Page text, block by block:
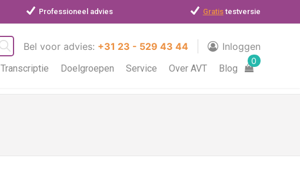
Professioneel advies Gratistestversie
Inloggen
Bel voor advies: +31 23 - 529 43 44
0
Transcriptie Doelgroepen Service Over AVT Blog